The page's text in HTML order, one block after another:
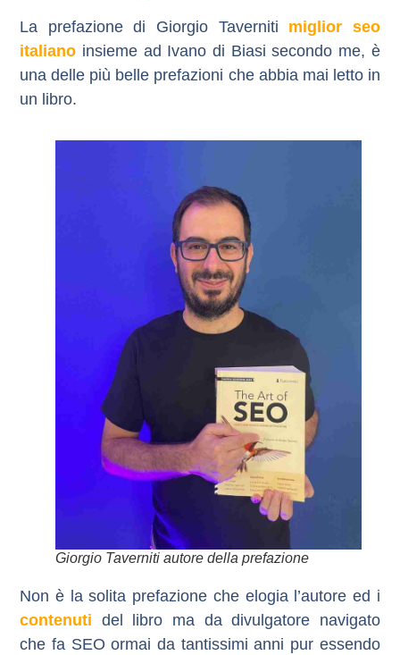
La prefazione di Giorgio Taverniti miglior seo
italiano insieme ad Ivano di Biasi secondo me, è
una delle più belle prefazioni che abbia mai letto in
un libro.
Giorgio Taverniti autore della prefazione
Non è la solita prefazione che elogia l’autore ed i
contenuti del libro ma da divulgatore navigato
che fa SEO ormai da tantissimi anni pur essendo